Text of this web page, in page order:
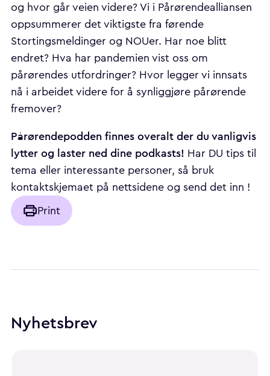
og hvor går veien videre? Vi i Pårørendealliansen
oppsummerer det viktigste fra førende
Stortingsmeldinger og NOUer. Har noe blitt
endret? Hva har pandemien vist oss om
pårørendes utfordringer? Hvor legger vi innsats
nå i arbeidet videre for å synliggjøre pårørende
fremover?
Pårørendepodden finnes overalt der du vanligvis
lytter og laster ned dine podkasts! Har DU tips til
tema eller interessante personer, så bruk
kontaktskjemaet på nettsidene og send det inn !
Print
Nyhetsbrev